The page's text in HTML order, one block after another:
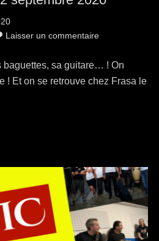
Laisser un commentaire
baguettes, sa guitare… ! On
! Et on se retrouve chez Frasa le